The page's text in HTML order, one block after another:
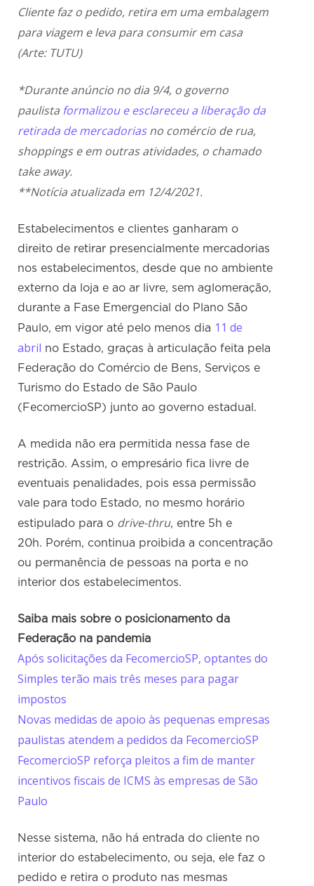
Cliente faz o pedido, retira em uma embalagem
para viagem e leva para consumir em casa
(Arte: TUTU)
*Durante anúncio no dia 9/4, o governo
paulista formalizou e esclareceu a liberação da
retirada de mercadoriasno comércio de rua,
shoppings e em outras atividades, o chamado
take away.
**Notícia atualizada em 12/4/2021.
Estabelecimentos e clientes ganharam o
direito de retirar presencialmente mercadorias
nos estabelecimentos, desde que no ambiente
externo da loja e ao ar livre, sem aglomeração,
durante a Fase Emergencial do Plano São
Paulo, em vigor até pelo menos dia 11 de
abril no Estado, graças à articulação feita pela
Federação do Comércio de Bens, Serviços e
Turismo do Estado de São Paulo
(FecomercioSP) junto ao governo estadual.
A medida não era permitida nessa fase de
restrição. Assim, o empresário fica livre de
eventuais penalidades, pois essa permissão
vale para todo Estado, no mesmo horário
estipulado para o drive-thru, entre 5h e
20h. Porém, continua proibida a concentração
ou permanência de pessoas na porta e no
interior dos estabelecimentos.
Saiba mais sobre o posicionamento da
Federação na pandemia
Após solicitações da FecomercioSP, optantes do
Simples terão mais três meses para pagar
impostos
Novas medidas de apoio às pequenas empresas
paulistas atendem a pedidos da FecomercioSP
FecomercioSP reforça pleitos a fim de manter
incentivos fiscais de ICMS às empresas de São
Paulo
Nesse sistema, não há entrada do cliente no
interior do estabelecimento, ou seja, ele faz o
pedido e retira o produto nas mesmas